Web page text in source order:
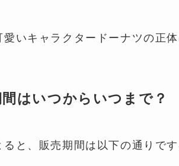
いキャラクタードーナツの正
はいつからいつまで？
と、販売期間は以下の通りです